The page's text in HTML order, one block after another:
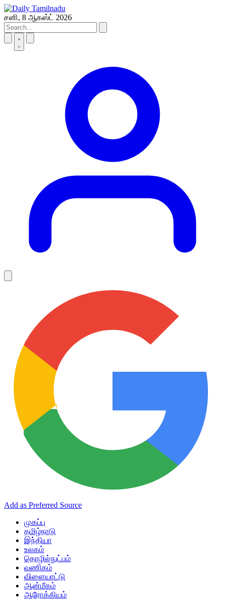
Skip
to
content
சனி, 8 ஆகஸ்ட் 2026
Add as Preferred Source
முகப்பு
தமிழ்நாடு
இந்தியா
உலகம்
தொழில்நுட்பம்
வணிகம்
விளையாட்டு
ஆன்மீகம்
ஆரோக்கியம்